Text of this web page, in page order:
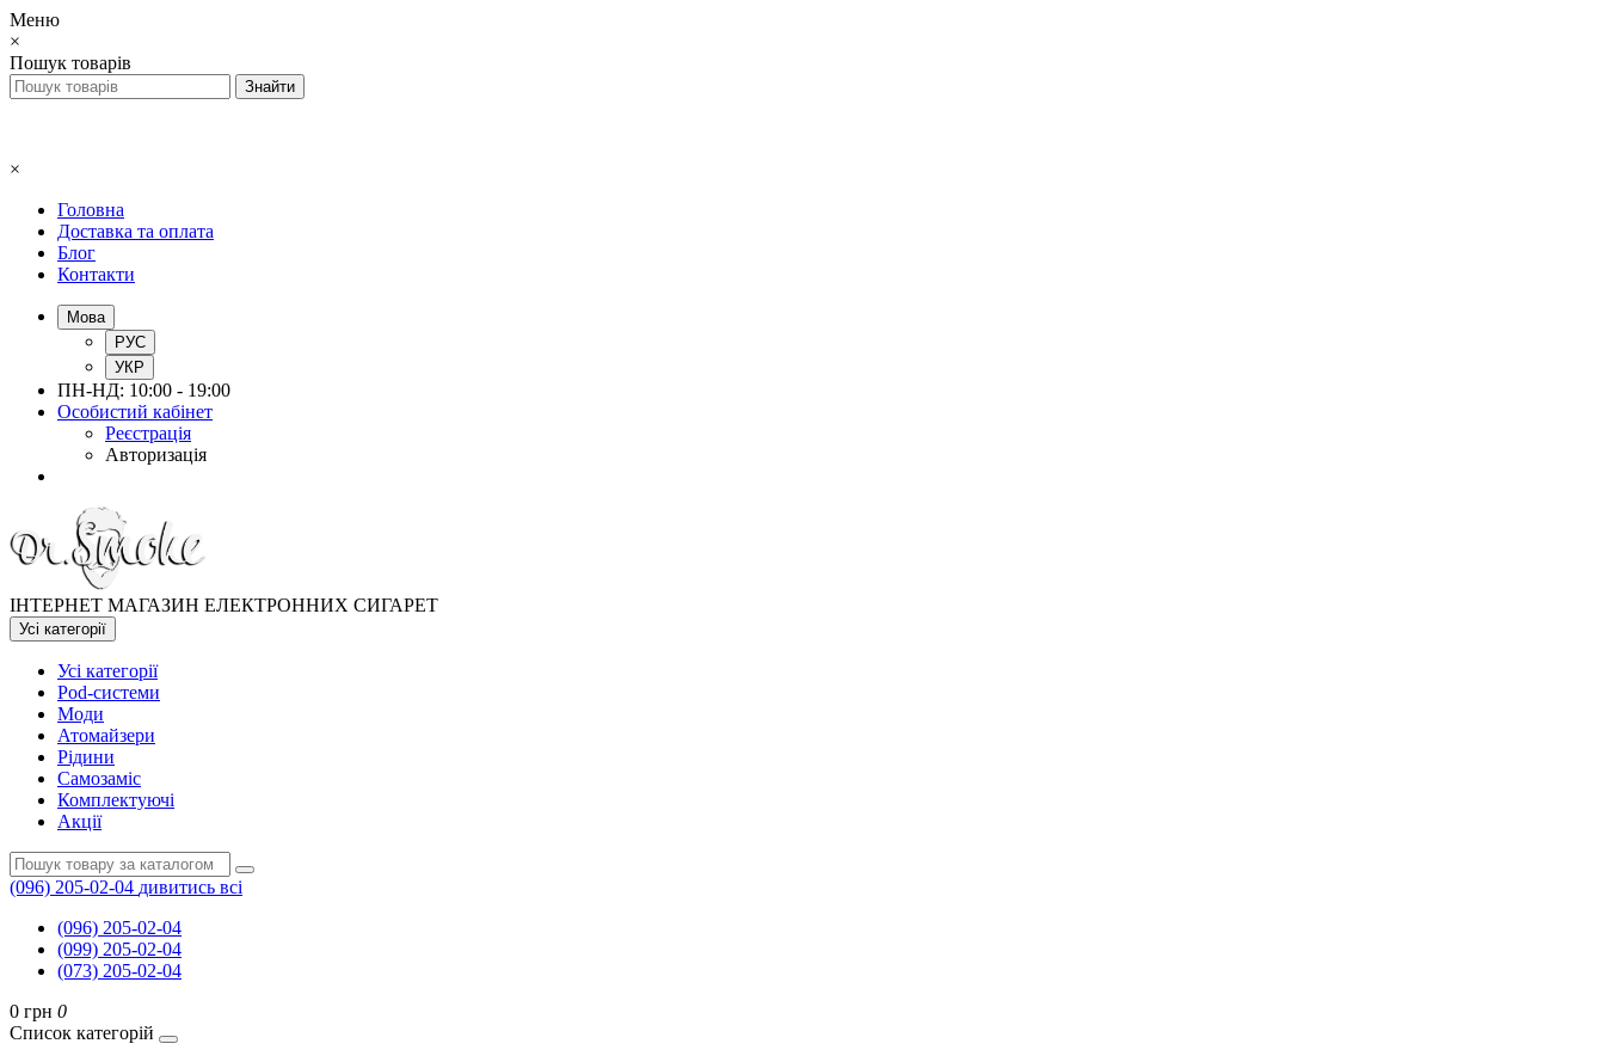
Меню
×
Пошук товарів
×
Головна
Доставка та оплата
Блог
Контакти
Мова
РУС
УКР
ПН-НД: 10:00 - 19:00
Особистий кабінет
Реєстрація
Авторизація
ІНТЕРНЕТ МАГАЗИН ЕЛЕКТРОННИХ СИГАРЕТ
Усі категорії
Усі категорії
Pod-системи
Моди
Атомайзери
Рідини
Самозаміс
Комплектуючі
Акції
(096) 205-02-04 дивитись всі
(096) 205-02-04
(099) 205-02-04
(073) 205-02-04
0 грн 0
Список категорій